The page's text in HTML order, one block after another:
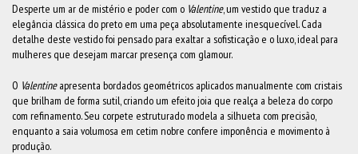
Desperte um ar de mistério e poder com o Valentine, um vestido que traduz a
elegância clássica do preto em uma peça absolutamente inesquecível. Cada
detalhe deste vestido foi pensado para exaltar a sofisticação e o luxo, ideal para
mulheres que desejam marcar presença com glamour.
O Valentineapresenta bordados geométricos aplicados manualmente com cristais
que brilham de forma sutil, criando um efeito joia que realça a beleza do corpo
com refinamento. Seu corpete estruturado modela a silhueta com precisão,
enquanto a saia volumosa em cetim nobre confere imponência e movimento à
produção.